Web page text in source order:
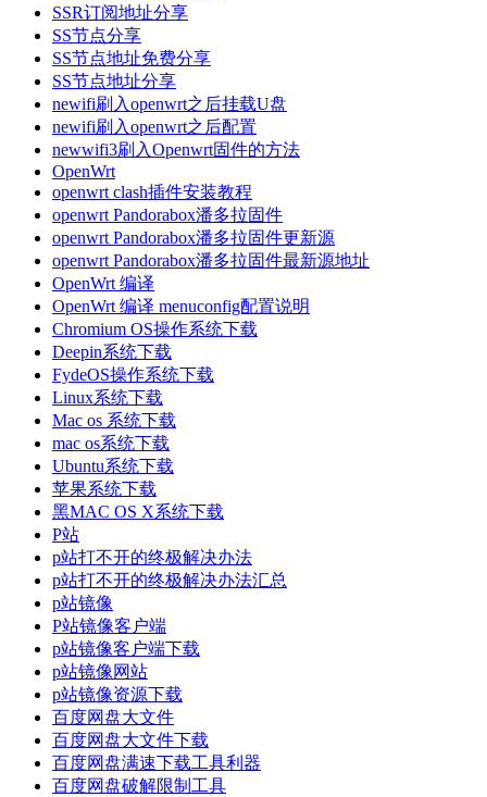
SSR订阅地址分享
SS节点分享
SS节点地址免费分享
SS节点地址分享
newifi刷入openwrt之后挂载U盘
newifi刷入openwrt之后配置
newwifi3刷入Openwrt固件的方法
OpenWrt
openwrt clash插件安装教程
openwrt Pandorabox潘多拉固件
openwrt Pandorabox潘多拉固件更新源
openwrt Pandorabox潘多拉固件最新源地址
OpenWrt 编译
OpenWrt 编译 menuconfig配置说明
Chromium OS操作系统下载
Deepin系统下载
FydeOS操作系统下载
Linux系统下载
Mac os 系统下载
mac os系统下载
Ubuntu系统下载
苹果系统下载
黑MAC OS X系统下载
P站
p站打不开的终极解决办法
p站打不开的终极解决办法汇总
p站镜像
P站镜像客户端
p站镜像客户端下载
p站镜像网站
p站镜像资源下载
百度网盘大文件
百度网盘大文件下载
百度网盘满速下载工具利器
百度网盘破解限制工具